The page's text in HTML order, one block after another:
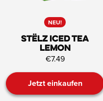
NEU!
STËLZ Iced Tea
Lemon
€7.49
Jetzt einkaufen